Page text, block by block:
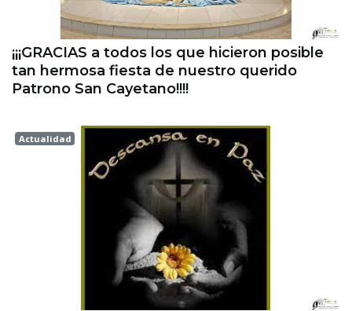
¡¡¡GRACIAS a todos los que hicieron posible
tan hermosa fiesta de nuestro querido
Patrono San Cayetano!!!!
Actualidad